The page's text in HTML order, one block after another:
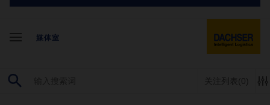
媒体室
关注列表 (0)